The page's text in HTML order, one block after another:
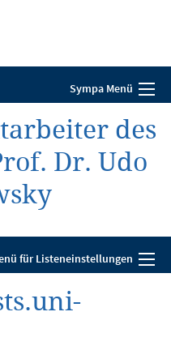
Sympa Menü
des
Dr. Udo
für Listeneinstellungen